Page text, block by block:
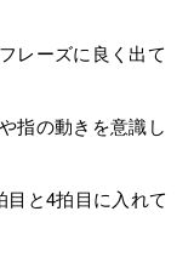
レーズに良く出て
指の動きを意識し
と4拍目に入れて